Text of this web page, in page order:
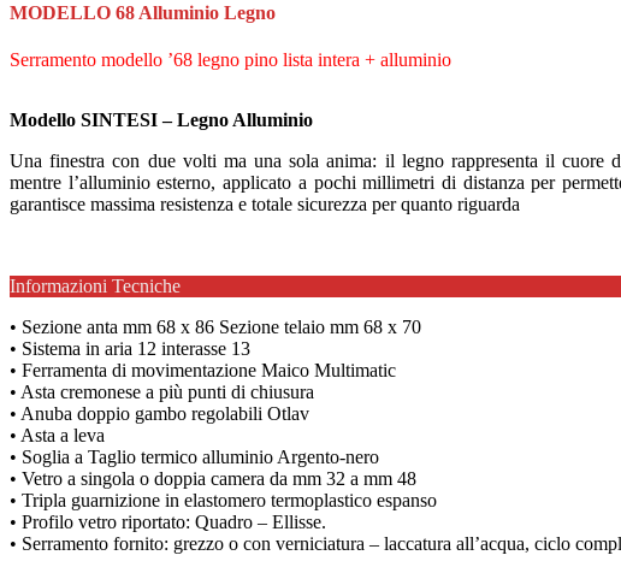
MODELLO 68 Alluminio Legno
Serramento modello ’68 legno pino lista intera + alluminio
Modello SINTESI – Legno Alluminio
Una finestra con due volti ma una sola anima: il legno rappresenta il cuore
mentre l’alluminio esterno, applicato a pochi millimetri di distanza per
garantisce massima resistenza e totale sicurezza per quanto riguarda
Informazioni Tecniche
• Sezione anta mm 68 x 86 Sezione telaio mm 68 x 70
• Sistema in aria 12 interasse 13
• Ferramenta di movimentazione Maico Multimatic
• Asta cremonese a più punti di chiusura
• Anuba doppio gambo regolabili Otlav
• Asta a leva
• Soglia a Taglio termico alluminio Argento-nero
• Vetro a singola o doppia camera da mm 32 a mm 48
• Tripla guarnizione in elastomero termoplastico espanso
• Profilo vetro riportato: Quadro – Ellisse.
• Serramento fornito: grezzo o con verniciatura – laccatura all’acqua, ciclo